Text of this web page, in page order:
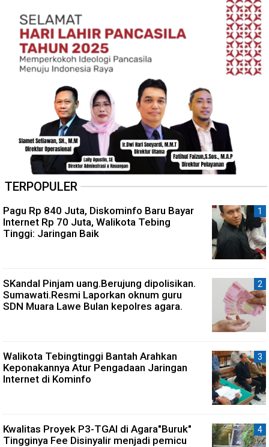
TERPOPULER
Pagu Rp 840 Juta, Diskominfo Baru Bayar
Internet Rp 70 Juta, Walikota Tebing
Tinggi: Jaringan Baik
SKandal Pinjam uang.Berujung dipolisikan.
Sumawati.Resmi Laporkan oknum guru
SDN Muara Lawe Bulan kepolres agara.
Walikota Tebingtinggi Bantah Arahkan
Keponakannya Atur Pengadaan Jaringan
Internet di Kominfo
Kwalitas Proyek P3-TGAI di Agara"Buruk"
Tingginya Fee Disinyalir menjadi pemicu